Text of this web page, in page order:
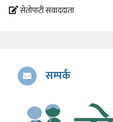
सेतोपाटी संवाददाता
सम्पर्क